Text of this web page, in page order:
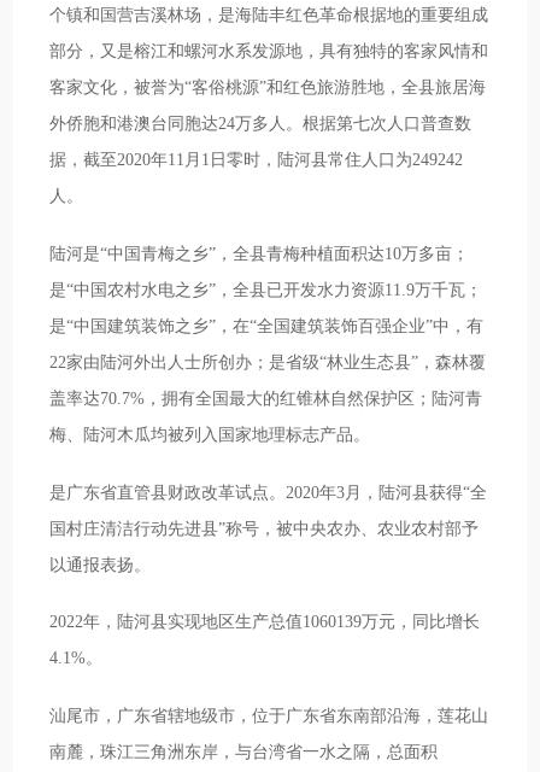
个镇和国营吉溪林场，是海陆丰红色革命根据地的重要组成
部分，又是榕江和螺河水系发源地，具有独特的客家风情和
客家文化，被誉为“客俗桃源”和红色旅游胜地，全县旅居海
外侨胞和港澳台同胞达24万多人。根据第七次人口普查数
据，截至2020年11月1日零时，陆河县常住人口为249242
人。
陆河是“中国青梅之乡”，全县青梅种植面积达10万多亩；
是“中国农村水电之乡”，全县已开发水力资源11.9万千瓦；
是“中国建筑装饰之乡”，在“全国建筑装饰百强企业”中，有
22家由陆河外出人士所创办；是省级“林业生态县”，森林覆
盖率达70.7%，拥有全国最大的红锥林自然保护区；陆河青
梅、陆河木瓜均被列入国家地理标志产品。
是广东省直管县财政改革试点。2020年3月，陆河县获得“全
国村庄清洁行动先进县”称号，被中央农办、农业农村部予
以通报表扬。
2022年，陆河县实现地区生产总值1060139万元，同比增长
4.1%。
汕尾市，广东省辖地级市，位于广东省东南部沿海，莲花山
南麓，珠江三角洲东岸，与台湾省一水之隔，总面积